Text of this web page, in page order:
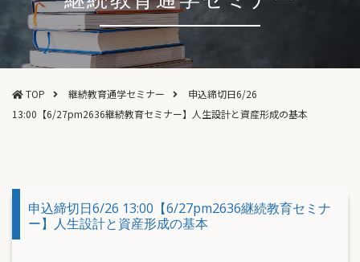
TOP 継続教育通学セミナー
申込締切日6/26
13:00【6/27pm2636継続教育セミナー】人生設計と資産形成の基本
申込締切日6/26 13:00【6/27pm2636継続教育セミナ
ー】人生設計と資産形成の基本